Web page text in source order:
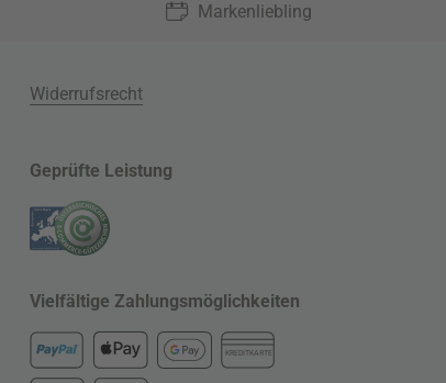
Markenliebling
Widerrufsrecht
Geprüfte Leistung
Vielfältige Zahlungsmöglichkeiten
KREDITKARTE